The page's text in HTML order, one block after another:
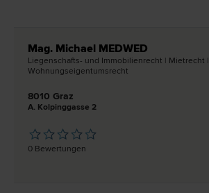
Mag. Michael MEDWED
Liegenschafts- und Immobilien­recht | Miet­recht |
Wohnungseigentums­recht
8010 Graz
A. Kolpinggasse 2
0 Bewertungen